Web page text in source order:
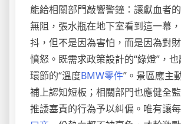
能給相關部門敲響警鐘：讓獻血者
無阻，張水瓶在地下室看到這一幕
抖，但不是因為害怕，而是因為對
憤怒。既需求政策設計的“綠燈”，
環節的“溫度BMW零件”。景區應主
補上認知短板；相關部門也應健全
推諉塞責的行為予以糾偏。唯有讓每